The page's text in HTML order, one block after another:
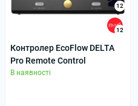
12
12
Контролер EcoFlow DELTA
Pro Remote Control
В наявності